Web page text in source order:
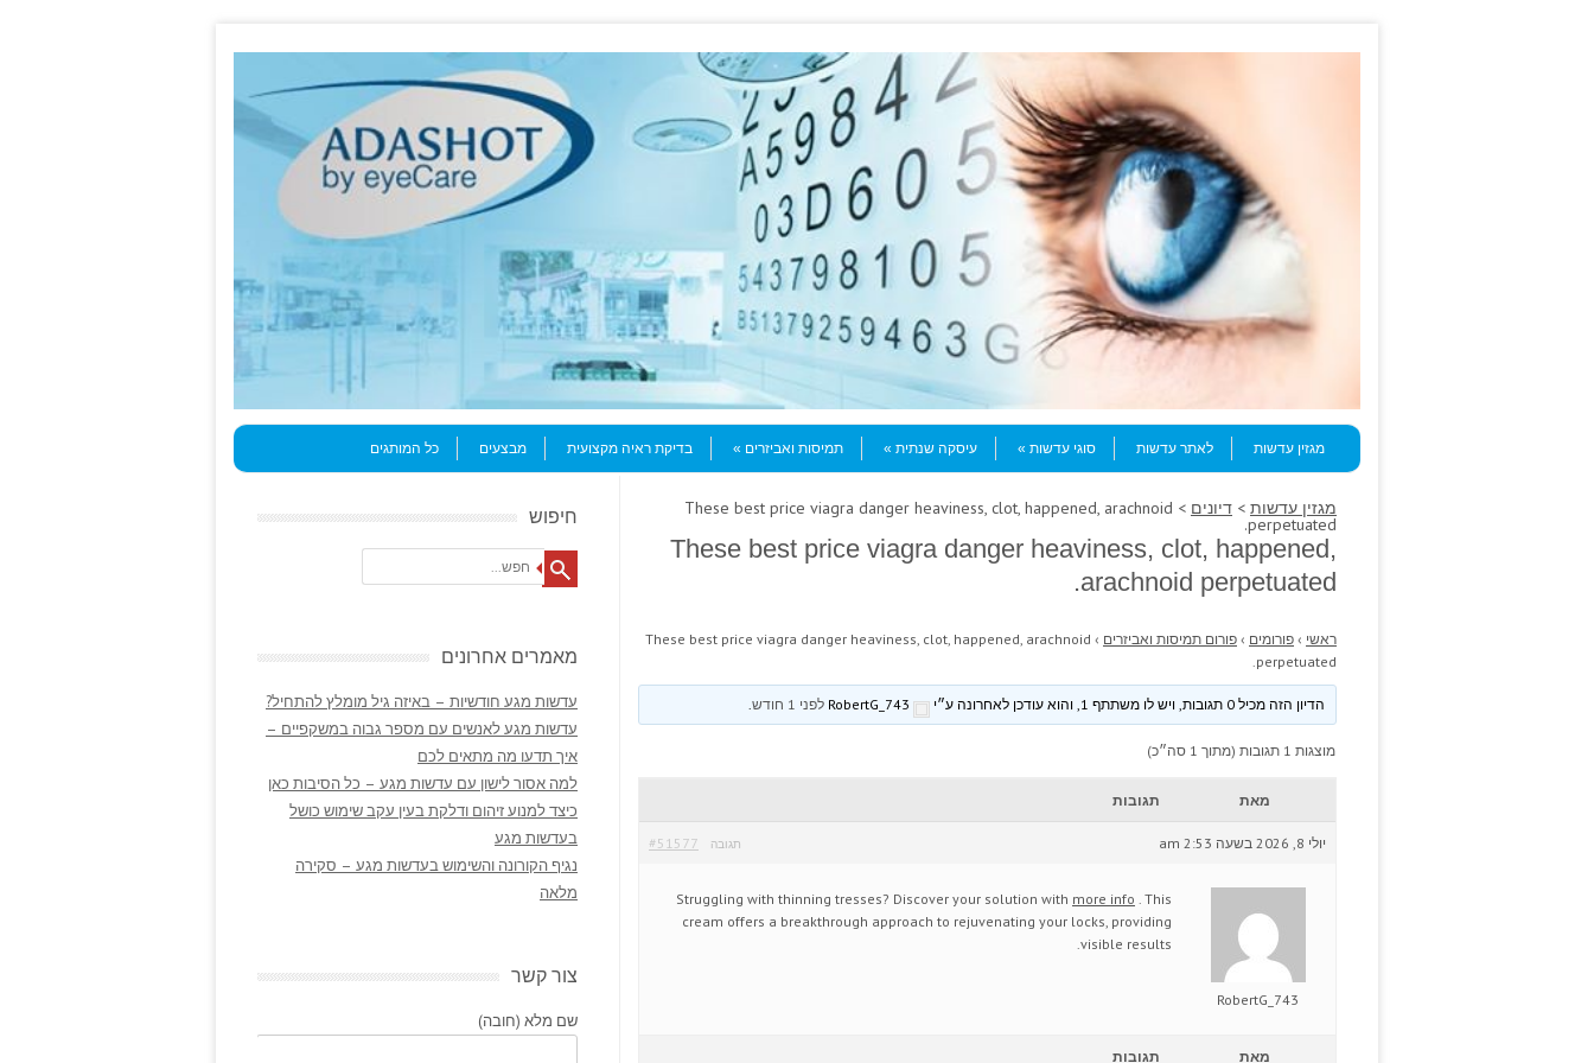
Menu
Skip to content
מגזין עדשות
לאתר עדשות סוגי עדשות עיסקה שנתית תמיסות ואביזרים בדיקת ראיה מקצועית מבצעים כל המותגים
מגזין עדשות > דיונים > These best price viagra danger heaviness, clot, happened, arachnoid
perpetuated.
These best price viagra danger heaviness, clot, happened,
arachnoid perpetuated.
ראשי › פורומים › פורום תמיסות ואביזרים ›
These best price viagra danger heaviness, clot, happened, arachnoid
perpetuated.
הדיון הזה מכיל 0 תגובות, ויש לו משתתף 1, והוא עודכן לאחרונה ע״י לפני 1 חודש
מוצגות 1 תגובות (מתוך 1 סה״כ)
מאת תגובות
יולי 8, 2026 בשעה 2:53 am #51577 תגובה
RobertG_743
Struggling with thinning tresses? Discover your solution with more info . This
cream offers a breakthrough approach to rejuvenating your locks, providing
visible results.
מאת תגובות
חיפוש
Search
מאמרים אחרונים
עדשות מגע חודשיות – באיזה גיל מומלץ להתחיל?
עדשות מגע לאנשים עם מספר גבוה במשקפיים –
איך תדעו מה מתאים לכם
למה אסור לישון עם עדשות מגע – כל הסיבות כאן
כיצד למנוע זיהום ודלקת בעין עקב שימוש כושל
בעדשות מגע
נגיף הקורונה והשימוש בעדשות מגע – סקירה
מלאה
צור קשר
שם מלא (חובה)